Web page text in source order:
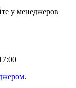
у менеджеров
.